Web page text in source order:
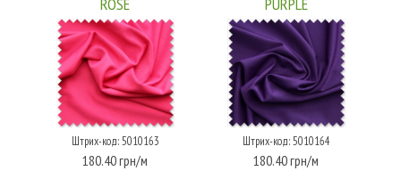
Штрих-код: 5010163
180.40 грн/м
Штрих-код: 5010164
180.40 грн/м